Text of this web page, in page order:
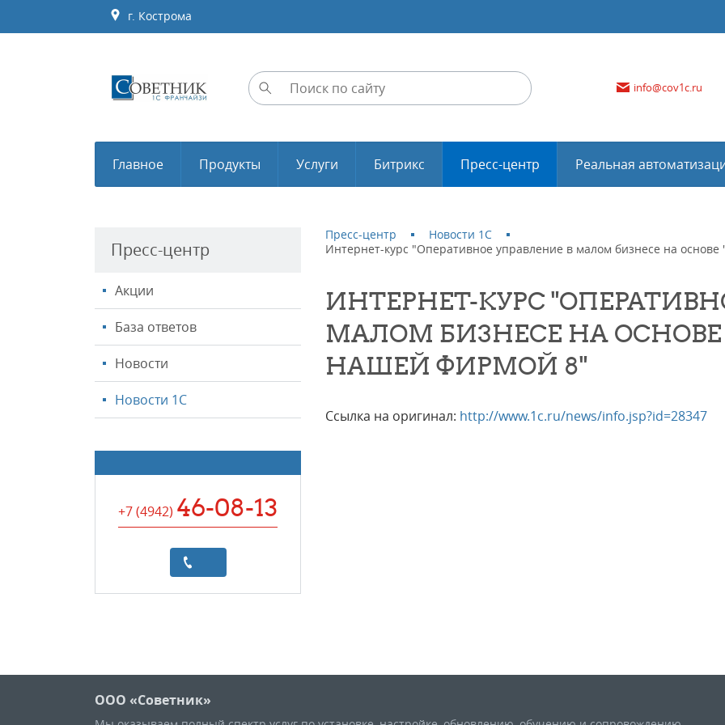
г. Кострома
info@cov1c.ru
Главное Продукты Услуги Битрикс Пресс-центр Реальная
Пресс-центр
Акции
База ответов
Новости
Новости 1С
+7 (4942) 46-08-13
Пресс-центр
Новости 1С
Интернет-курс "Оперативное управление в малом бизнесе на
ИНТЕРНЕТ-КУРС
МАЛОМ БИЗНЕСЕ НА ОСНОВЕ
НАШЕЙ ФИРМОЙ 8"
Ссылка на оригинал: http://www.1c.ru/news/info.jsp?id=28347
ООО «Советник»